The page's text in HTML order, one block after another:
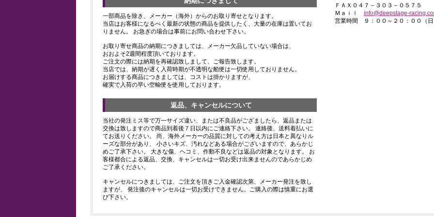
一部商品を除き、メーカー（海外）からのお取り寄せとなります。
当店はお客様になるべく最新の状態の商品を提供したく、大量の在庫は置いてお
りません。 お急ぎの場合は事前にお問い合わせ下さい。
お取り寄せ商品の納期につきましては、メーカー欠品していない場合は、
おおよそ2週間程度頂いております。
ご注文の際には納期を再確認致しまして、ご報告致します。
当店では、納期が遅く入荷時期が不透明な船便は一切使用しておりません。
お届けする商品につきましては、コストは掛かりますが、
確実で入荷の早い空輸便を使用しております。
返品、キャンセルについて
当社の発注ミス等で万一サイズ違い、または不良品がござましたら、返品または
交換は致しますので商品到着後７日以内にご連絡下さい。 連絡後、送料着払いに
てお送りください。 尚、海外メーカーの品質に対しての考え方は日本と異なりル
ーズな部分があり、 小さいキズ、汚れなどある場合がございますので、あらかじ
めご了承下さい。 大きな傷、ヘコミ、作動不良などは返品の対象となります。 お
客様都合による返品、交換、キャンセルは一切お受け出来ませんのであらかじめ
ご了承ください。
キャンセルにつきましては、ご注文を頂きご入金確認次第、メーカー発注を致し
ますが、 発注後のキャンセルは一切お受けできません。ご購入の際は慎重にお選
び下さい。
ＦＡＸ０４７－３０３－０５７５
Ｍａｉｌ info@deepstage-
営業時間 ９：００～２０：００（日